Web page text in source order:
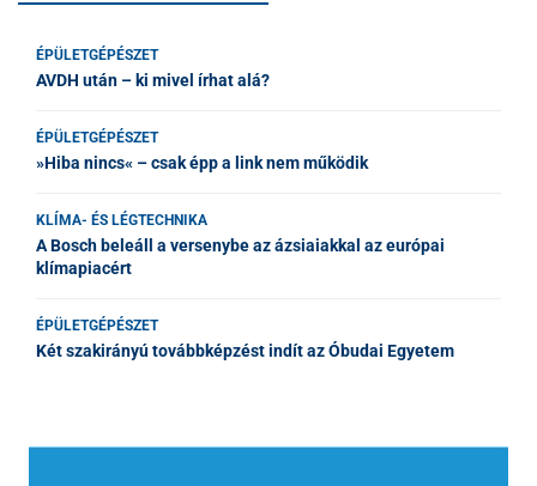
ÉPÜLETGÉPÉSZET
AVDH után – ki mivel írhat alá?
ÉPÜLETGÉPÉSZET
»Hiba nincs« – csak épp a link nem működik
KLÍMA- ÉS LÉGTECHNIKA
A Bosch beleáll a versenybe az ázsiaiakkal az európai
klímapiacért
ÉPÜLETGÉPÉSZET
Két szakirányú továbbképzést indít az Óbudai Egyetem